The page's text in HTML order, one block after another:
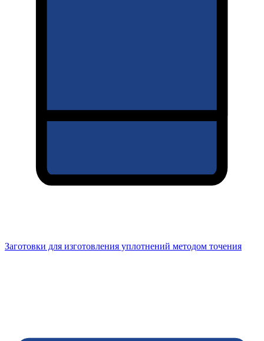
Заготовки для изготовления уплотнений методом точения